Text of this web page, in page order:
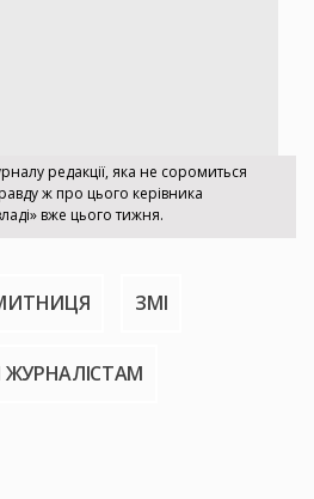
редакції, яка не соромиться
ж про цього керівника
вже цього тижня.
ЗМІ